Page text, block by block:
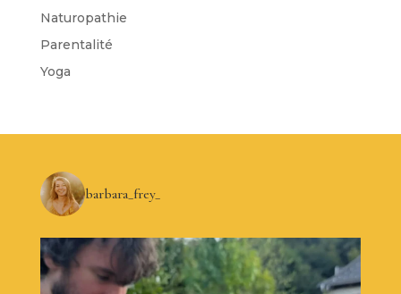
Naturopathie
Parentalité
Yoga
barbara_frey_